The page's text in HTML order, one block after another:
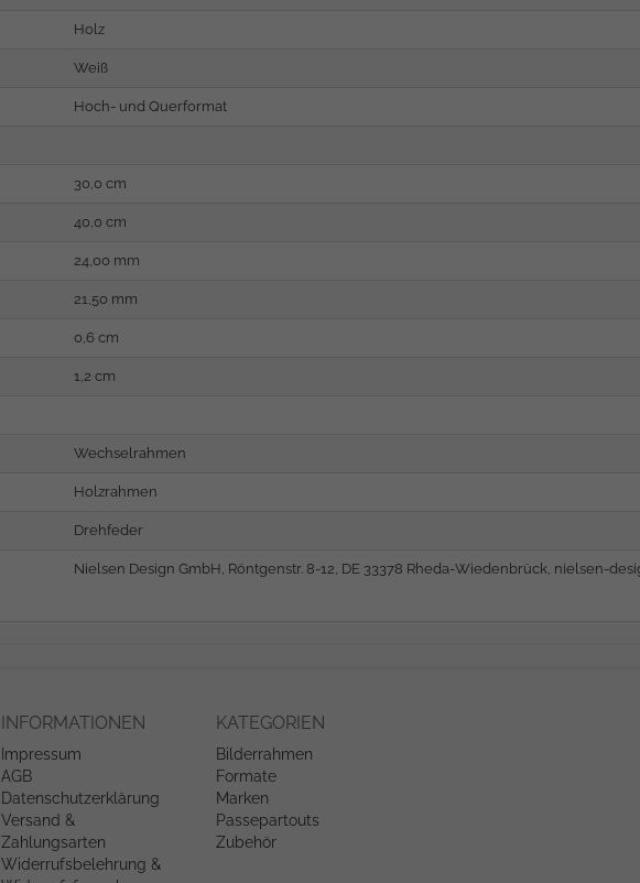
Holz
Weiß
Hoch- und Querformat
30,0 cm
40,0 cm
24,00 mm
21,50 mm
0,6 cm
1,2 cm
Wechselrahmen
Holzrahmen
Drehfeder
Nielsen Design GmbH, Röntgenstr. 8-12, DE 33378 Rheda-Wiedenbrück, nielsen-
INFORMATIONEN
Impressum
AGB
Datenschutzerklärung
Versand &
Zahlungsarten
Widerrufsbelehrung &
KATEGORIEN
Bilderrahmen
Formate
Marken
Passepartouts
Zubehör